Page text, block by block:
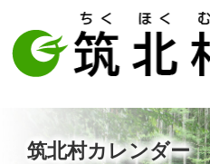
筑北村カレンダー